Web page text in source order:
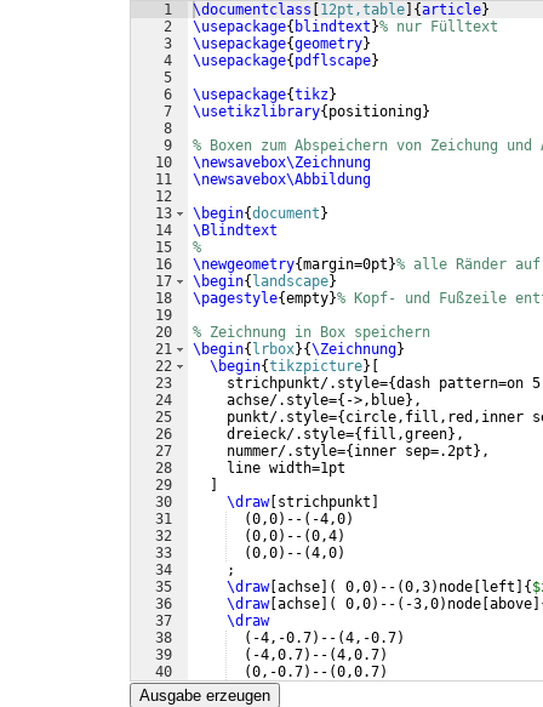
1
2
3
4
5
6
7
8
9
10
11
12
13
14
15
16
17
18
19
20
21
22
23
24
25
26
27
28
29
30
31
32
33
34
35
36
37
38
39
40
41
\documentclass 12pt,table {article}
\usepackage{ blindtext }% nur Fülltext
\usepackage{geometry}
\usepackage{ pdflscape}
\usepackage{tikz}
\usetikzlibrary{ positioning}
% Boxen zum Abspeichern von Zeichung und
\newsavebox\Zeichnung
\newsavebox\Abbildung
\begin{document }
\Blindtext
%
\newgeometry{margin=0pt }% alle Ränder
\begin{ landscape}
\pagestyle{empty}% Kopf- und Fußzeile
% Zeichnung in Box speichern
\begin{ lrbox}{\Zeichnung}
\begin{tikzpicture}
    strichpunkt/.style=
{dash pattern=on
    achse/.style=
{ ->,blue} ,
    punkt/.style=
{ circle,fill,red,inner
    dreieck/.style=
{ fill,green} ,
    nummer/.style=
{ inner sep=.2pt } ,
    line width=1pt
\draw[ strichpunkt
(0,0) -- ( -4,0)
(0,0) -- (0,4)
(0,0) -- (4,0)
    ;
\draw[ achse ( 0,0) -- (0,3) node left {
\draw[ achse ( 0,0) -- ( -3,0) node above
\draw
( -4,-0.7) -- (4,-0.7)
( -4,0.7) -- (4,0.7)
(0,-0.7) -- (0,0.7)
(-0.7,4
Ausgabe erzeugen